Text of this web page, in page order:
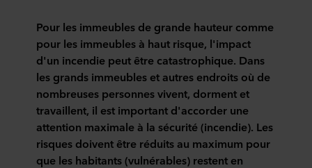
Pour les immeubles de grande hauteur comme
pour les immeubles à haut risque, l'impact
d'un incendie peut être catastrophique. Dans
les grands immeubles et autres endroits où de
nombreuses personnes vivent, dorment et
travaillent, il est important d'accorder une
attention maximale à la sécurité (incendie). Les
risques doivent être réduits au maximum pour
que les habitants (vulnérables) restent en